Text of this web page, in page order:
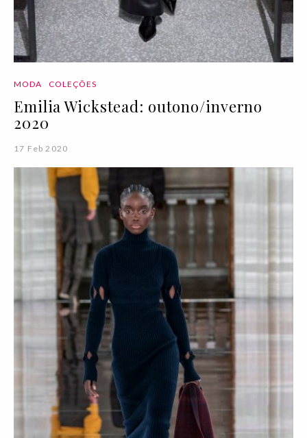
MODA COLEÇÕES
Emilia Wickstead: outono/inverno
2020
17 Feb 2020